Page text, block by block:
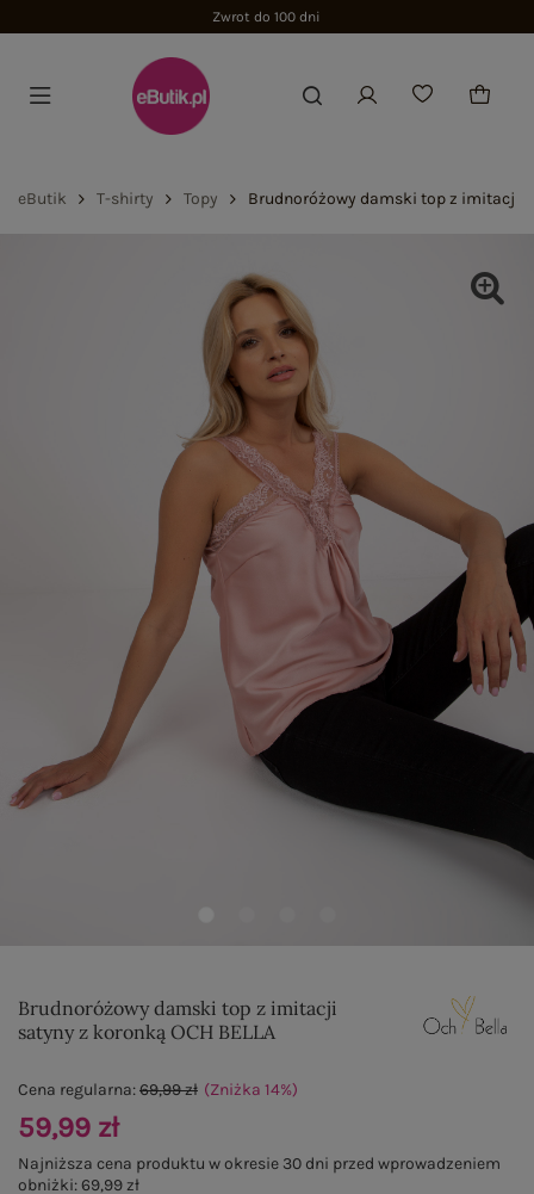
Zwrot do 100 dni
eButik T-shirty Topy Brudnoróżowy damski top z imitacji
Brudnoróżowy damski top z imitacji
satyny z koronką OCH BELLA
Cena regularna:69,99 zł (Zniżka 14%)
59,99 zł
Najniższa cena produktu w okresie 30 dni przed wprowadzeniem
obniżki:69,99 zł